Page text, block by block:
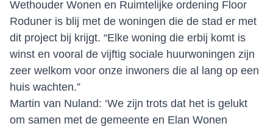
Wethouder Wonen en Ruimtelijke ordening Floor
Roduner is blij met de woningen die de stad er met
dit project bij krijgt. “Elke woning die erbij komt is
winst en vooral de vijftig sociale huurwoningen zijn
zeer welkom voor onze inwoners die al lang op een
huis wachten.”
Martin van Nuland: ‘We zijn trots dat het is gelukt
om samen met de gemeente en Elan Wonen